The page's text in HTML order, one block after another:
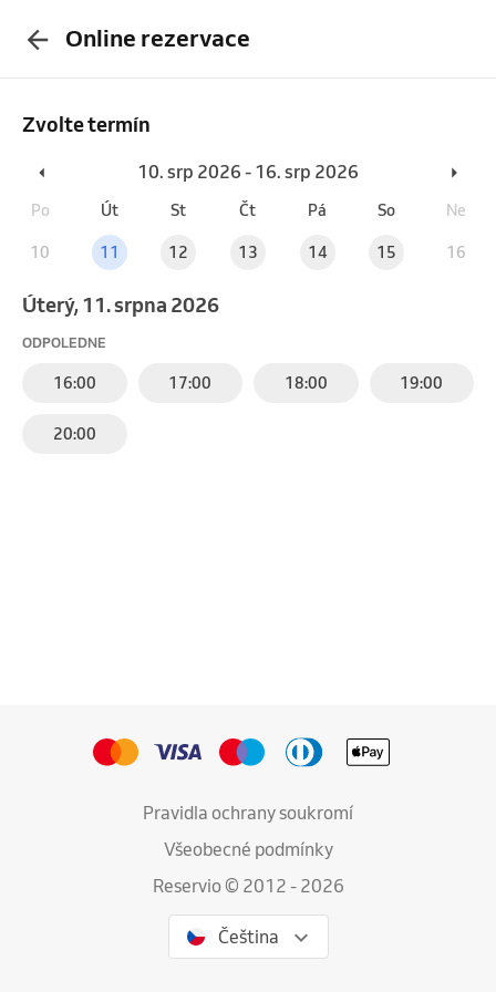
Online rezervace
Zvolte termín
10. srp 2026 - 16. srp 2026
Po Út St Čt Pá So Ne
10 11 12 13 14 15 16
úterý, 11. srpna 2026
ODPOLEDNE
16:00 17:00 18:00 19:00
20:00
Pravidla ochrany soukromí
Všeobecné podmínky
Reservio © 2012 - 2026
Čeština